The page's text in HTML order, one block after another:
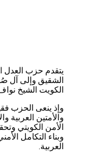
يتقدم حزب العدل
الشقيق وإلى آل صُباح، في
الكويت الشيخ نواف الأحمد
وإذ ينعى الحزب فقيد
والأمتين العربية
الأمن الكويتي وتحقيق
وبناء التكامل الأمني
العربية.